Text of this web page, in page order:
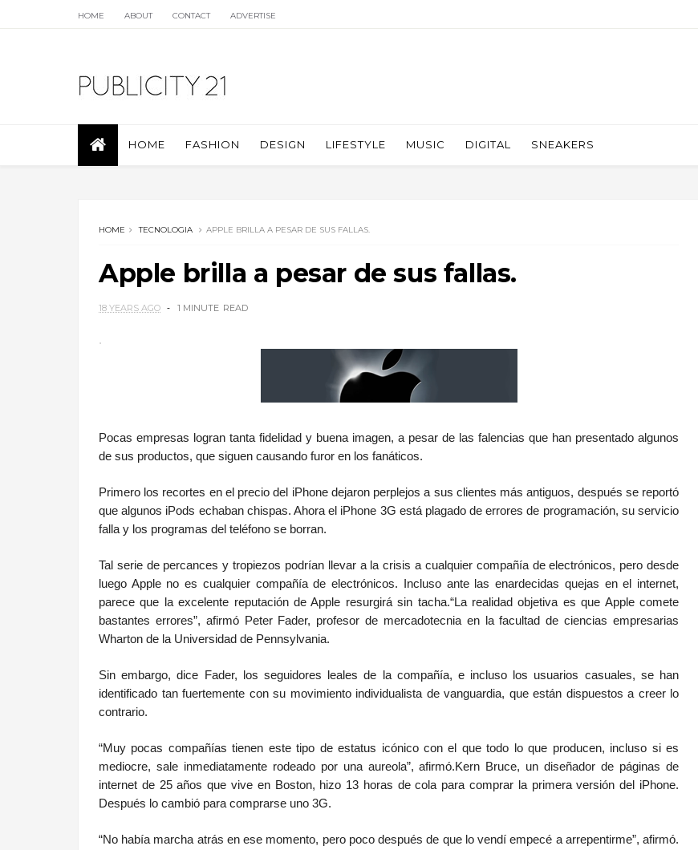
HOME ABOUT CONTACT ADVERTISE
HOME FASHION DESIGN LIFESTYLE MUSIC DIGITAL SNEAKERS
HOME TECNOLOGIA APPLE BRILLA A PESAR DE SUS FALLAS.
Apple brilla a pesar de sus fallas.
18 YEARS AGO 1 MINUTE READ
.
Pocas empresas logran tanta fidelidad y buena imagen, a pesar de las falencias que han presentado algunos
de sus productos, que siguen causando furor en los fanáticos.
Primero los recortes en el precio del iPhone dejaron perplejos a sus clientes más antiguos, después se reportó
que algunos iPods echaban chispas. Ahora el iPhone 3G está plagado de errores de programación, su servicio
falla y los programas del teléfono se borran.
Tal serie de percances y tropiezos podrían llevar a la crisis a cualquier compañía de electrónicos, pero desde
luego Apple no es cualquier compañía de electrónicos. Incluso ante las enardecidas quejas en el internet,
parece que la excelente reputación de Apple resurgirá sin tacha.“La realidad objetiva es que Apple comete
bastantes errores”, afirmó Peter Fader, profesor de mercadotecnia en la facultad de ciencias empresarias
Wharton de la Universidad de Pennsylvania.
Sin embargo, dice Fader, los seguidores leales de la compañía, e incluso los usuarios casuales, se han
identificado tan fuertemente con su movimiento individualista de vanguardia, que están dispuestos a creer lo
contrario.
“Muy pocas compañías tienen este tipo de estatus icónico con el que todo lo que producen, incluso si es
mediocre, sale inmediatamente rodeado por una aureola”, afirmó.Kern Bruce, un diseñador de páginas de
internet de 25 años que vive en Boston, hizo 13 horas de cola para comprar la primera versión del iPhone.
Después lo cambió para comprarse uno 3G.
“No había marcha atrás en ese momento, pero poco después de que lo vendí empecé a arrepentirme”, afirmó.